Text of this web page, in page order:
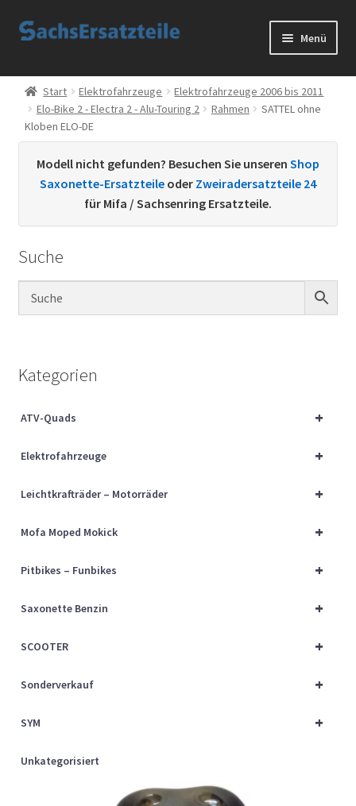
Zur
Zum
Menü
Start
AGB
Datenschutzerklärung
Sachs Ersatzteile
Über uns
Vertrag widerrufen
Widerrufsbelehrung
Cart
Checkout
Start Elektrofahrzeuge
Elektrofahrzeuge 2006 bis 2011
Elo-Bike 2 - Electra 2 - Alu-Touring 2
Rahmen
SATTEL ohne
Kloben ELO-DE
Modell nicht gefunden? Besuchen Sie unseren Shop
Saxonette-Ersatzteile oder Zweiradersatzteile 24
für Mifa / Sachsenring Ersatzteile.
Suche
Kategorien
+
ATV-Quads
+
Elektrofahrzeuge
+
Leichtkrafträder – Motorräder
+
Mofa Moped Mokick
+
Pitbikes – Funbikes
+
Saxonette Benzin
+
SCOOTER
+
Sonderverkauf
+
SYM
Unkategorisiert